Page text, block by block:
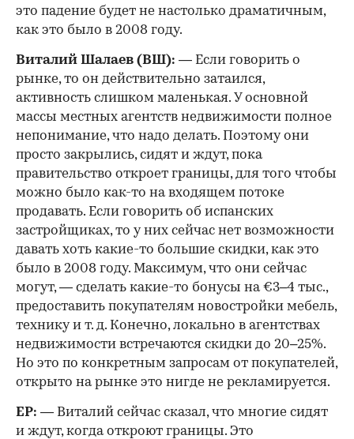
это падение будет не настолько драматичным,
как это было в 2008 году.
Виталий Шалаев (ВШ): — Если говорить о
рынке, то он действительно затаился,
активность слишком маленькая. У основной
массы местных агентств недвижимости полное
непонимание, что надо делать. Поэтому они
просто закрылись, сидят и ждут, пока
правительство откроет границы, для того чтобы
можно было как-то на входящем потоке
продавать. Если говорить об испанских
застройщиках, то у них сейчас нет возможности
давать хоть какие-то большие скидки, как это
было в 2008 году. Максимум, что они сейчас
могут, — сделать какие-то бонусы на €3–4 тыс.,
предоставить покупателям новостройки мебель,
технику и т. д. Конечно, локально в агентствах
недвижимости встречаются скидки до 20–25%.
Но это по конкретным запросам от покупателей,
открыто на рынке это нигде не рекламируется.
ЕР: — Виталий сейчас сказал, что многие сидят
и ждут, когда откроют границы. Это